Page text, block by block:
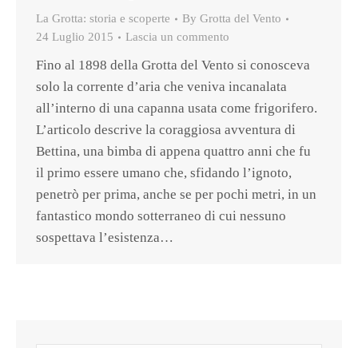
La Grotta: storia e scoperte By Grotta del Vento
24 Luglio 2015
Lascia un commento
Fino al 1898 della Grotta del Vento si conosceva
solo la corrente d’aria che veniva incanalata
all’interno di una capanna usata come frigorifero.
L’articolo descrive la coraggiosa avventura di
Bettina, una bimba di appena quattro anni che fu
il primo essere umano che, sfidando l’ignoto,
penetrò per prima, anche se per pochi metri, in un
fantastico mondo sotterraneo di cui nessuno
sospettava l’esistenza…